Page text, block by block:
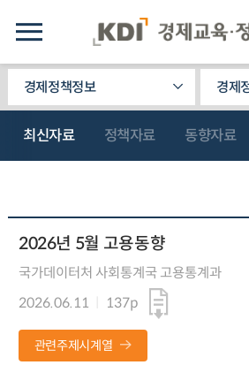
경제정책정보 경제
최신자료 정책자료 동향자료
2026년 5월 고용동향
국가데이터처 사회통계국 고용통계과
2026.06.11
137p
관련주제시계열